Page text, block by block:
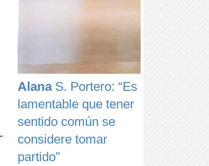
AlanaS. Portero: “Es
lamentable que tener
sentido común se
considere tomar
partido”